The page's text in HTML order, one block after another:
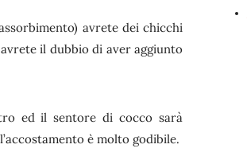
avrete dei chicchi
il dubbio di aver aggiunto
ed il sentore di cocco sarà
è molto godibile.